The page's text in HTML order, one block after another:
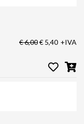
€ 6,00€ 5,40 +IVA